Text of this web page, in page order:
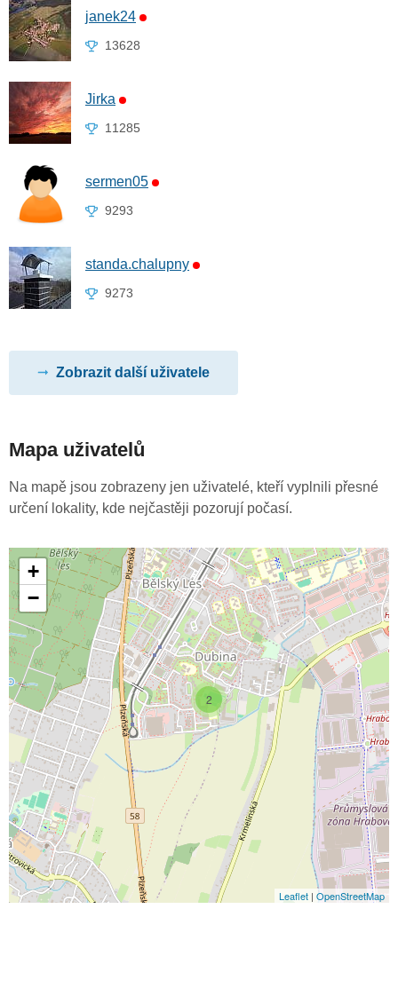
janek24
13628
Jirka
11285
sermen05
9293
standa.chalupny
9273
Zobrazit další uživatele
Mapa uživatelů
Na mapě jsou zobrazeny jen uživatelé, kteří vyplnili přesné
určení lokality, kde nejčastěji pozorují počasí.
2
+
−
Leaflet | OpenStreetMap